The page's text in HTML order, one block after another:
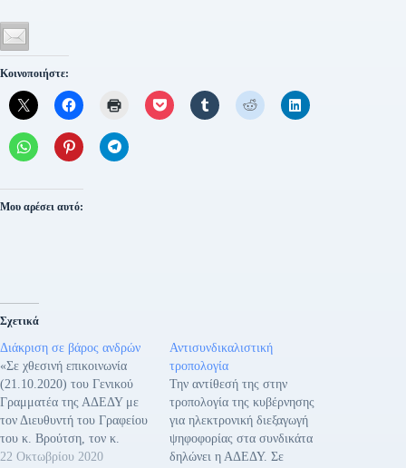
Κοινοποιήστε:
Μου αρέσει αυτό:
Σχετικά
Διάκριση σε βάρος ανδρών
«Σε χθεσινή επικοινωνία
(21.10.2020) του Γενικού
Γραμματέα της ΑΔΕΔΥ με
τον Διευθυντή του Γραφείου
του κ. Βρούτση, τον κ.
Τουφεξή, στον οποίο ετέθη
22 Οκτωβρίου 2020
Αντισυνδικαλιστική
τροπολογία
Την αντίθεσή της στην
τροπολογία της κυβέρνησης
για ηλεκτρονική διεξαγωγή
ψηφοφορίας στα συνδικάτα
δηλώνει η ΑΔΕΔΥ. Σε